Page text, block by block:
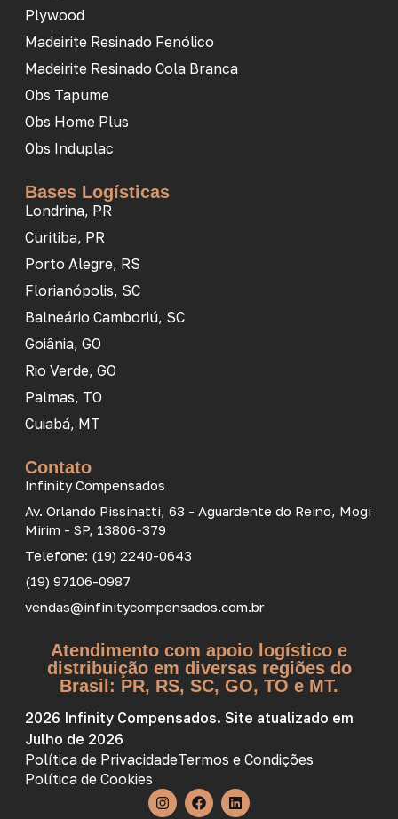
Plywood
Madeirite Resinado Fenólico
Madeirite Resinado Cola Branca
Obs Tapume
Obs Home Plus
Obs Induplac
Bases Logísticas
Londrina, PR
Curitiba, PR
Porto Alegre, RS
Florianópolis, SC
Balneário Camboriú, SC
Goiânia, GO
Rio Verde, GO
Palmas, TO
Cuiabá, MT
Contato
Infinity Compensados
Av. Orlando Pissinatti, 63 - Aguardente do Reino, Mogi
Mirim - SP, 13806-379
Telefone: (19) 2240-0643
(19) 97106-0987
vendas@infinitycompensados.com.br
Atendimento com apoio logístico e
distribuição em diversas regiões do
Brasil: PR, RS, SC, GO, TO e MT.
2026 Infinity Compensados. Site atualizado em
Julho de 2026
Política de PrivacidadeTermos e Condições
Política de Cookies